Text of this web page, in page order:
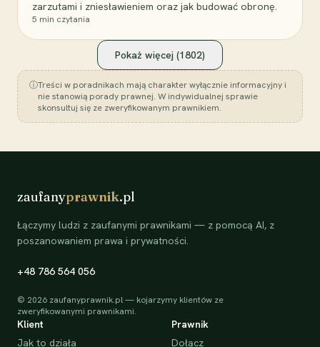
zarzutami i zniesławieniem oraz jak budować obronę.
5 min czytania
Pokaż więcej (1802)
ⓘTreści w poradnikach mają charakter wyłącznie informacyjny i
nie stanowią porady prawnej. W indywidualnej sprawie
skonsultuj się ze zweryfikowanym prawnikiem.
zaufanyprawnik.pl
Łączymy ludzi z zaufanymi prawnikami — z pomocą AI, z
poszanowaniem prawa i prywatności.
+48 786 564 056
© 2026 zaufanyprawnik.pl — kojarzymy klientów ze
zweryfikowanymi prawnikami.
Klient
Jak to działa
Prawnik
Dołącz